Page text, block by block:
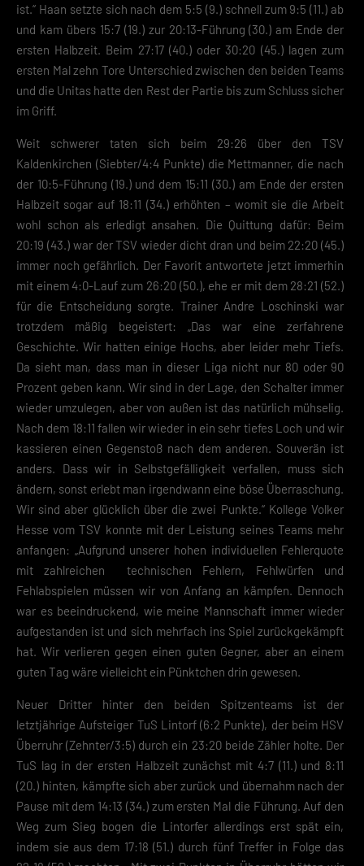
ist.“ Haan setzte sich nach dem 5:5 (9.) schnell zum 9:5 (11.) ab
und kam übers 15:7 (19.) zur 20:13-Führung (30.) am Ende der
ersten Halbzeit. Beim 27:17 (40.) oder 30:20 (45.) lagen zum
ersten Mal zehn Tore Unterschied zwischen den beiden Teams
und die Unitas hatte den Rest der Partie bis zum Schluss sicher
im Griff.
Weit schwerer taten sich beim 29:26 über den TSV
Kaldenkirchen (Siebter/4:4 Punkte) die Mettmanner, die nach
der 10:5-Führung (19.) und dem 15:11 (30.) am Ende der ersten
Halbzeit sogar auf 18:11 (34.) erhöhten – womit sie die Arbeit
wohl schon als erledigt ansahen. Die Quittung dafür: Beim
20:19 (43.) war der TSV wieder dicht dran und beim 22:20 (45.)
immer noch gefährlich. Der Favorit antwortete jetzt immerhin
mit einem 4:0-Lauf zum 26:20 (50.), ehe er mit dem 28:21 (52.)
für die Entscheidung sorgte. Trainer Andre Loschinski war
trotzdem mäßig begeistert: „Das war eine zerfahrene
Geschichte. Wir hatten einige Hochs, aber leider mehr Tiefs.
Da sieht man, dass man in dieser Liga nicht nur 80 oder 90
Prozent geben kann. Wir sind in der Lage, den Schalter immer
wieder umzulegen, aber von außen ist das natürlich mühselig.
Nach dem 18:11 fallen wir wieder in ein sehr tiefes Loch und wir
kassieren einen Gegenstoß nach dem anderen. Souverän ist
anders. Dass wir in Selbstgefälligkeit verfallen, muss sich
ändern, sonst erlebt man irgendwann eine böse Überraschung.
Wir sind aber glücklich über die zwei Punkte.“ Kollege Volker
Hesse vom TSV konnte mit der Leistung seines Teams mehr
anfangen: „Aufgrund unserer hohen individuellen Fehlerquote
mit zahlreichen technischen Fehlern, Fehlwürfen und
Fehlabspielen müssen wir von Anfang an kämpfen. Dennoch
war es beeindruckend, wie meine Mannschaft immer wieder
aufgestanden ist und sich mehrfach ins Spiel zurückgekämpft
hat. Wir verlieren gegen einen guten Gegner, aber an einem
guten Tag wäre vielleicht ein Pünktchen drin gewesen.
Neuer Dritter hinter den beiden Spitzenteams ist der
letztjährige Aufsteiger TuS Lintorf (6:2 Punkte), der beim HSV
Überruhr (Zehnter/3:5) durch ein 23:20 beide Zähler holte. Der
TuS lag in der ersten Halbzeit zunächst mit 4:7 (11.) und 8:11
(20.) hinten, kämpfte sich aber zurück und übernahm nach der
Pause mit dem 14:13 (34.) zum ersten Mal die Führung. Auf den
Weg zum Sieg bogen die Lintorfer allerdings erst spät ein,
indem sie aus dem 17:18 (51.) durch fünf Treffer in Folge das